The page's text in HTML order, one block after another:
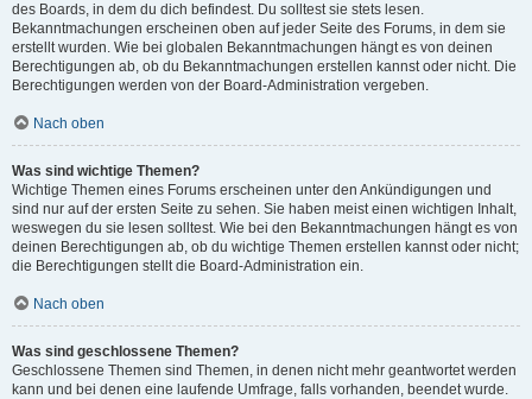
des Boards, in dem du dich befindest. Du solltest sie stets lesen.
Bekanntmachungen erscheinen oben auf jeder Seite des Forums, in dem sie
erstellt wurden. Wie bei globalen Bekanntmachungen hängt es von deinen
Berechtigungen ab, ob du Bekanntmachungen erstellen kannst oder nicht. Die
Berechtigungen werden von der Board-Administration vergeben.
Nach oben
Was sind wichtige Themen?
Wichtige Themen eines Forums erscheinen unter den Ankündigungen und
sind nur auf der ersten Seite zu sehen. Sie haben meist einen wichtigen Inhalt,
weswegen du sie lesen solltest. Wie bei den Bekanntmachungen hängt es von
deinen Berechtigungen ab, ob du wichtige Themen erstellen kannst oder nicht;
die Berechtigungen stellt die Board-Administration ein.
Nach oben
Was sind geschlossene Themen?
Geschlossene Themen sind Themen, in denen nicht mehr geantwortet werden
kann und bei denen eine laufende Umfrage, falls vorhanden, beendet wurde.